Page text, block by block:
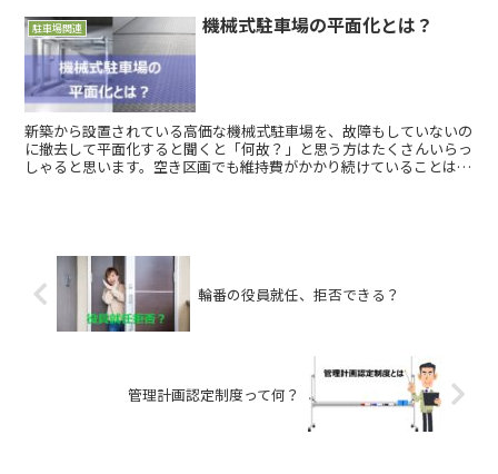
駐車場関連 機械式駐車場の平面化とは？
新築から設置されている高価な機械式駐車場を、故障もしていないの
に撤去して平面化すると聞くと「何故？」と思う方はたくさんいらっ
しゃると思います。空き区画でも維持費がかかり続けていることは、
輪番の役員就任、拒否できる？
管理計画認定制度って何？